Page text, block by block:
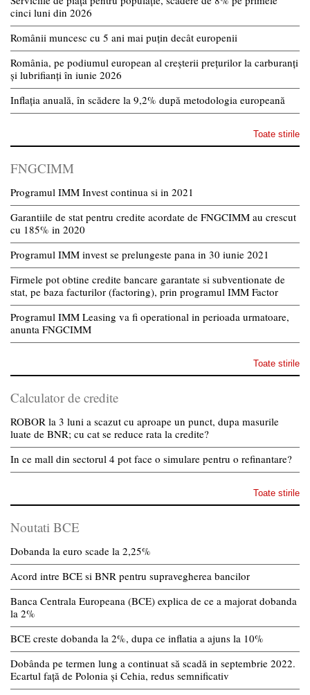
cinci luni din 2026
Românii muncesc cu 5 ani mai puțin decât europenii
România, pe podiumul european al creșterii prețurilor la carburanți
și lubrifianți în iunie 2026
Inflația anuală, în scădere la 9,2% după metodologia europeană
Toate stirile
FNGCIMM
Programul IMM Invest continua si in 2021
Garantiile de stat pentru credite acordate de FNGCIMM au crescut
cu 185% in 2020
Programul IMM invest se prelungeste pana in 30 iunie 2021
Firmele pot obtine credite bancare garantate si subventionate de
stat, pe baza facturilor (factoring), prin programul IMM Factor
Programul IMM Leasing va fi operational in perioada urmatoare,
anunta FNGCIMM
Toate stirile
Calculator de credite
ROBOR la 3 luni a scazut cu aproape un punct, dupa masurile
luate de BNR; cu cat se reduce rata la credite?
In ce mall din sectorul 4 pot face o simulare pentru o refinantare?
Toate stirile
Noutati BCE
Dobanda la euro scade la 2,25%
Acord intre BCE si BNR pentru supravegherea bancilor
Banca Centrala Europeana (BCE) explica de ce a majorat dobanda
la 2%
BCE creste dobanda la 2%, dupa ce inflatia a ajuns la 10%
Dobânda pe termen lung a continuat să scadă in septembrie 2022.
Ecartul față de Polonia și Cehia, redus semnificativ